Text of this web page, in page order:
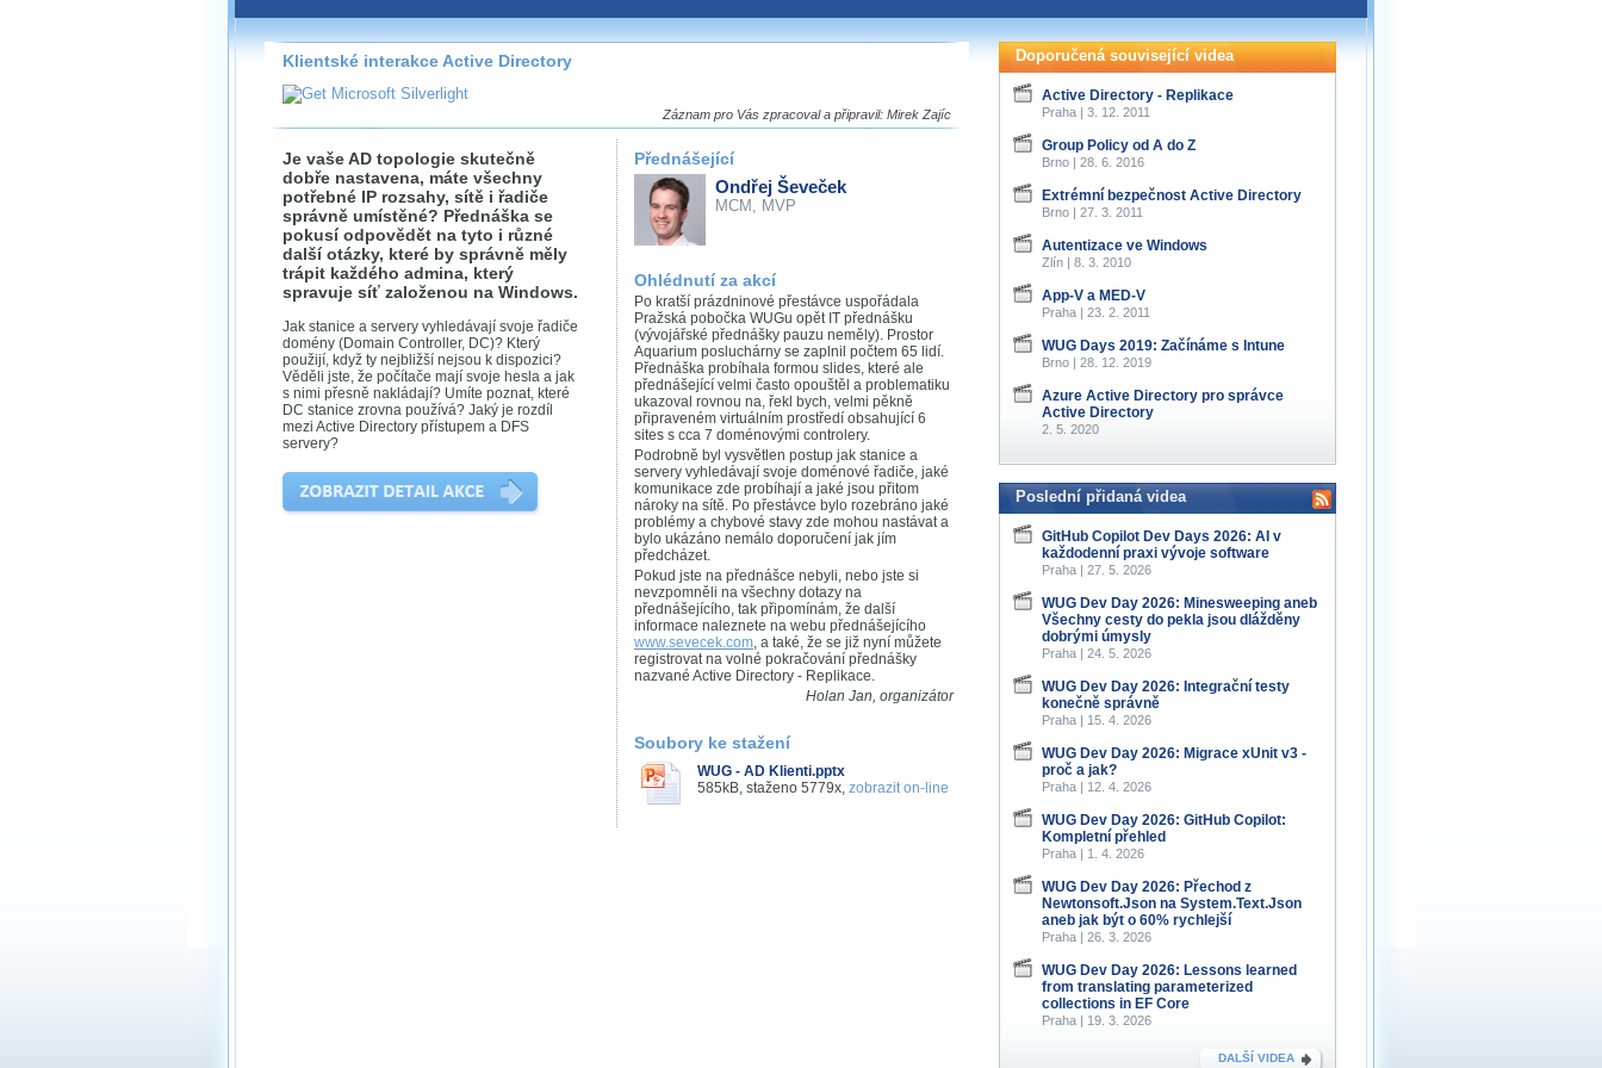
Záznamy na našem webu můžete pohodlně sledovat
přímo na stránce s využitím našehoHTML 5nebo
Silverlightpřehrávače.
Stránka se sama rozhodne, na základě toho, jaké
technologie podporuje Váš prohlížeč, který přehrávač
použít, abyste záznam mohli sledovat v nejvyšší
možné kvalitě.
Stahování záznamů
Víme, že občas chcete sledovat záznamy i v místech,
kde není připojení k internetu, což současný přehrávač
neumožňuje, proto umožňujeme stahování vybraných
záznamů.
Velmi staré záznamy máme historicky uložené
ve formátu, který není vhodný pro stahování,
proto je ke stažení nenabízíme.
Klientské interakce Active Directory
Záznam pro Vás zpracoval a připravil: Mirek Zajíc
Je vaše AD topologie skutečně
dobře nastavena, máte všechny
potřebné IP rozsahy, sítě i řadiče
správně umístěné? Přednáška se
pokusí odpovědět na tyto i různé
další otázky, které by správně měly
trápit každého admina, který
spravuje síť založenou na Windows.
Jak stanice a servery vyhledávají svoje řadiče
domény (Domain Controller, DC)? Který
použijí, když ty nejbližší nejsou k dispozici?
Věděli jste, že počítače mají svoje hesla a jak
s nimi přesně nakládají? Umíte poznat, které
DC stanice zrovna používá? Jaký je rozdíl
mezi Active Directory přístupem a DFS
servery?
Přednášející
Ondřej Ševeček
MCM, MVP
Ohlédnutí za akcí
Po kratší prázdninové přestávce uspořádala
Pražská pobočka WUGu opět IT přednášku
(vývojářské přednášky pauzu neměly). Prostor
Aquarium posluchárny se zaplnil počtem 65 lidí.
Přednáška probíhala formou slides, které ale
přednášející velmi často opouštěl a problematiku
ukazoval rovnou na, řekl bych, velmi pěkně
připraveném virtuálním prostředí obsahující 6
sites s cca 7 doménovými controlery.
Podrobně byl vysvětlen postup jak stanice a
servery vyhledávají svoje doménové řadiče, jaké
komunikace zde probíhají a jaké jsou přitom
nároky na sítě. Po přestávce bylo rozebráno jaké
problémy a chybové stavy zde mohou nastávat a
bylo ukázáno nemálo doporučení jak jím
předcházet.
Pokud jste na přednášce nebyli, nebo jste si
nevzpomněli na všechny dotazy na
přednášejícího, tak připomínám, že další
informace naleznete na webu přednášejícího
www.sevecek.com, a také, že se již nyní můžete
registrovat na volné pokračování přednášky
nazvané Active Directory - Replikace.
Holan Jan, organizátor
Soubory ke stažení
WUG - AD Klienti.pptx
585kB, staženo 5779x, zobrazit on-line
Doporučená související videa
Active Directory - Replikace
Praha | 3. 12. 2011
Group Policy od A do Z
Brno | 28. 6. 2016
Extrémní bezpečnost Active Directory
Brno | 27. 3. 2011
Autentizace ve Windows
Zlín | 8. 3. 2010
App-V a MED-V
Praha | 23. 2. 2011
WUG Days 2019: Začínáme s Intune
Brno | 28. 12. 2019
Azure Active Directory pro správce
Active Directory
2. 5. 2020
Poslední přidaná videa
GitHub Copilot Dev Days 2026: AI v
každodenní praxi vývoje software
Praha | 27. 5. 2026
WUG Dev Day 2026: Minesweeping aneb
Všechny cesty do pekla jsou dlážděny
dobrými úmysly
Praha | 24. 5. 2026
WUG Dev Day 2026: Integrační testy
konečně správně
Praha | 15. 4. 2026
WUG Dev Day 2026: Migrace xUnit v3 -
proč a jak?
Praha | 12. 4. 2026
WUG Dev Day 2026: GitHub Copilot:
Kompletní přehled
Praha | 1. 4. 2026
WUG Dev Day 2026: Přechod z
Newtonsoft.Json na System.Text.Json
aneb jak být o 60% rychlejší
Praha | 26. 3. 2026
WUG Dev Day 2026: Lessons learned
from translating parameterized
collections in EF Core
Praha | 19. 3. 2026
DALŠÍ VIDEA